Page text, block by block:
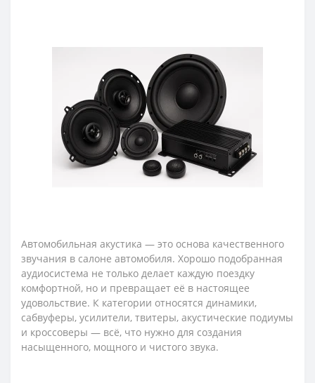
Автомобильная акустика — это основа качественного
звучания в салоне автомобиля. Хорошо подобранная
аудиосистема не только делает каждую поездку
комфортной, но и превращает её в настоящее
удовольствие. К категории относятся динамики,
сабвуферы, усилители, твитеры, акустические подиумы
и кроссоверы — всё, что нужно для создания
насыщенного, мощного и чистого звука.